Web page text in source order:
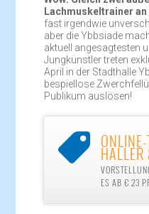
Lachmuskeltrainer an
fast irgendwie
aber die Ybbsiade
aktuell angesagtesten
Jungkünstler treten
April in der Stadthalle
bespiellose
Publikum auslösen!
 HALLER
ES AB € 23